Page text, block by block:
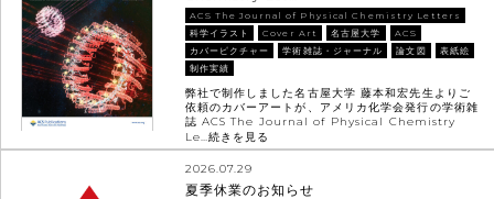
ACS The Journal of Physical Chemistry Letters
科学イラスト
Cover Art 名古屋大学
ACS
カバーピクチャー
学術雑誌・ジャーナル 論文図
表紙絵
制作実績
弊社で制作しました名古屋大学 藤本和宏先生よりご
依頼のカバーアートが、アメリカ化学会発行の学術雑
誌 ACS The Journal of Physical Chemistry
Le… 続きを見る
2026.07.29
夏季休業のお知らせ